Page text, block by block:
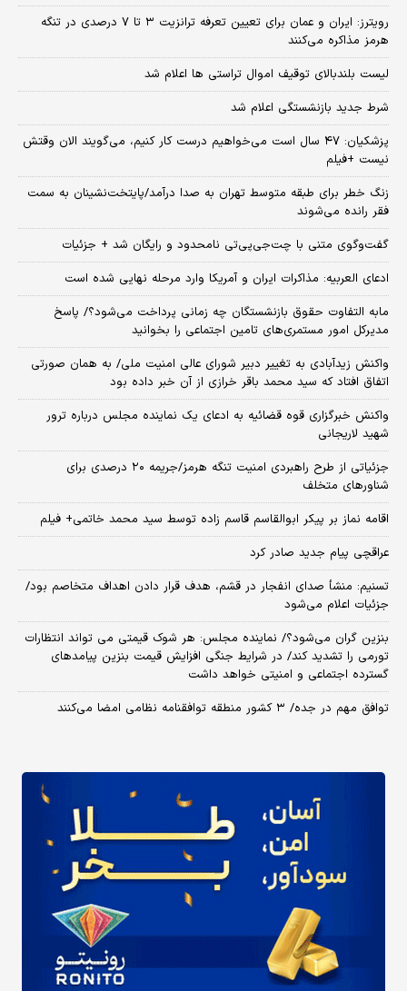
رویترز: ایران و عمان برای تعیین تعرفه ترانزیت ۳ تا ۷ درصدی در تنگه
هرمز مذاکره می‌کنند
لیست بلندبالای توقیف اموال تراستی ها اعلام شد
شرط جدید بازنشستگی اعلام شد
پزشکیان: ۴۷ سال است می‌خواهیم درست کار کنیم، می‌گویند الان وقتش
نیست +فیلم
زنگ خطر برای طبقه متوسط تهران به صدا درآمد/پایتخت‌نشینان به سمت
فقر رانده می‌شوند
گفت‌وگوی متنی با چت‌جی‌پی‌تی نامحدود و رایگان شد + جزئیات
ادعای العربیه: مذاکرات ایران و آمریکا وارد مرحله نهایی شده است
مابه التفاوت حقوق بازنشستگان چه زمانی پرداخت می‌شود؟/ پاسخ
مدیرکل امور مستمری‌های تامین اجتماعی را بخوانید
واکنش زیدآبادی به تغییر دبیر شورای عالی امنیت ملی/ به همان صورتی
اتفاق افتاد که سید محمد باقر خرازی از آن خبر داده بود
واکنش خبرگزاری قوه قضائیه به ادعای یک نماینده مجلس درباره ترور
شهید لاریجانی
جزئیاتی از طرح راهبردی امنیت تنگه هرمز/جریمه ۲۰ درصدی برای
شناورهای متخلف
اقامه نماز بر پیکر ابوالقاسم قاسم زاده توسط سید محمد خاتمی+ فیلم
عراقچی پیام جدید صادر کرد
تسنیم: منشأ صدای انفجار در قشم، هدف قرار دادن اهداف متخاصم بود/
جزئیات اعلام می‌شود
بنزین گران می‌شود؟/ نماینده مجلس: هر شوک قیمتی می تواند انتظارات
تورمی را تشدید کند/ در شرایط جنگی افزایش قیمت بنزین پیامدهای
گسترده اجتماعی و امنیتی خواهد داشت
توافق مهم در جده/ ۳ کشور منطقه توافقنامه نظامی امضا می‌کنند